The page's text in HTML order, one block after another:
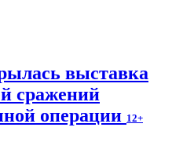
выставка
сражений
операции 12+